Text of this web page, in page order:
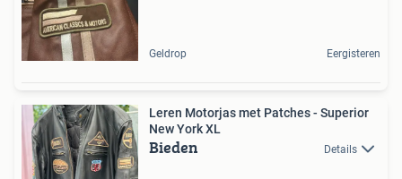
Geldrop Eergisteren
Leren Motorjas met Patches - Superior
New York XL
Bieden Details